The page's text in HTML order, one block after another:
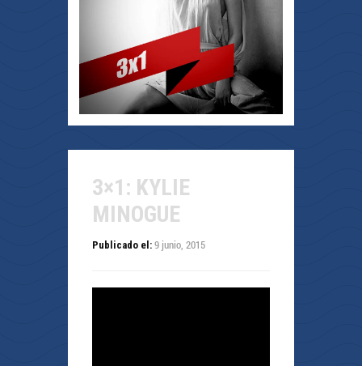
3×1: KYLIE
MINOGUE
Publicado el: 9 junio, 2015